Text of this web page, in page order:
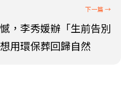
，李秀媛辦「生前告別
用環保葬回歸自然